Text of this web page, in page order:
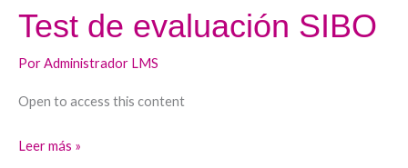
Test de evaluación SIBO
PorAdministrador LMS
Open to access this content
Test
de
evaluación
Leer más »